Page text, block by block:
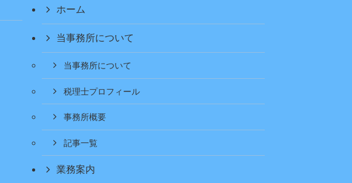
ホーム
当事務所について
当事務所について
税理士プロフィール
事務所概要
記事一覧
業務案内